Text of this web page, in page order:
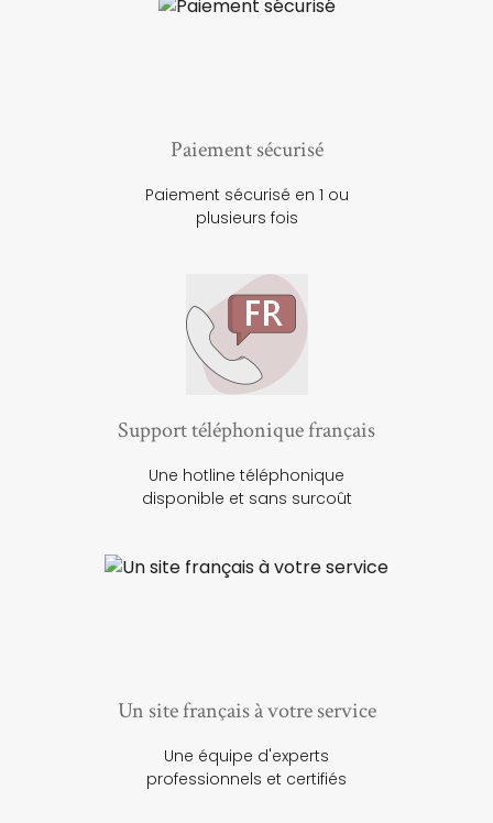
Paiement sécurisé
Paiement sécurisé en 1 ou
plusieurs fois
Support téléphonique français
Une hotline téléphonique
disponible et sans surcoût
Un site français à votre service
Une équipe d'experts
professionnels et certifiés